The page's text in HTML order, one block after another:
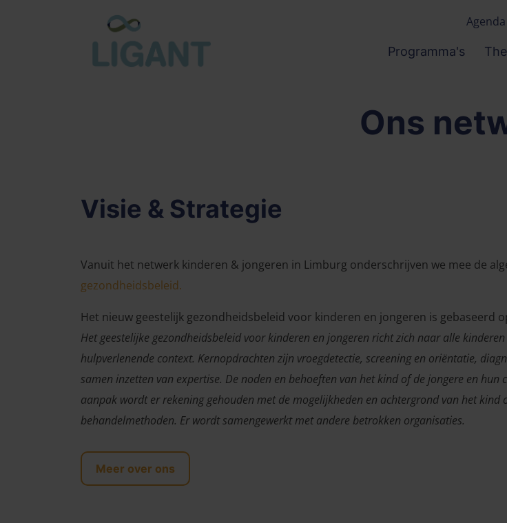
Agenda
Programma's
Ons
Visie & Strategie
Vanuit het netwerk kinderen & jongeren in Limburg onderschrijven we mee de
gezondheidsbeleid.
Het nieuw geestelijk gezondheidsbeleid voor kinderen en jongeren is gebaseerd
Het geestelijke gezondheidsbeleid voor kinderen en jongeren richt zich naar alle
hulpverlenende context. Kernopdrachten zijn vroegdetectie, screening en oriëntatie,
samen inzetten van expertise. De noden en behoeften van het kind of de jongere en
aanpak wordt er rekening gehouden met de mogelijkheden en achtergrond van het
behandelmethoden. Er wordt samengewerkt met andere betrokken organisaties.
Meer over ons